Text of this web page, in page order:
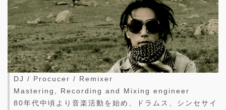
DJ / Procucer / Remixer
Mastering, Recording and Mixing engineer
80年代中頃より音楽活動を始め、ドラムス、シンセサイ